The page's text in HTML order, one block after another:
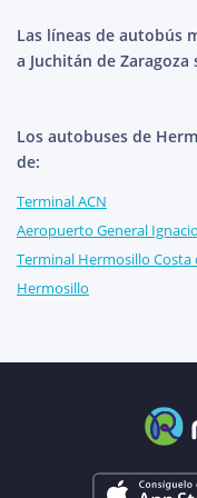
Las líneas de autobús
a Juchitán de Zaragoza
Los autobuses de
de:
Terminal ACN
Aeropuerto General
Terminal Hermosillo Costa
Hermosillo